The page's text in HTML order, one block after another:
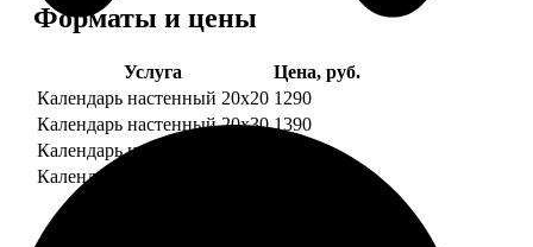
Форматы и цены
Услуга
Цена, руб.
Календарь настенный 20х20 1290
Календарь настенный 20х30 1390
Календарь настенный 30х30
Календарь настенный 30х40